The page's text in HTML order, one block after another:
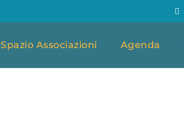
Spazio Associazioni Agenda